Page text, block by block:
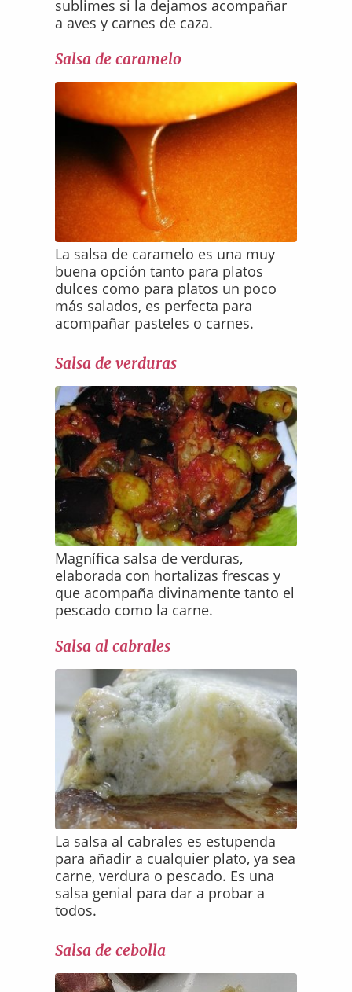
sublimes si la dejamos acompañar
a aves y carnes de caza.
Salsa de caramelo
La salsa de caramelo es una muy
buena opción tanto para platos
dulces como para platos un poco
más salados, es perfecta para
acompañar pasteles o carnes.
Salsa de verduras
Magnífica salsa de verduras,
elaborada con hortalizas frescas y
que acompaña divinamente tanto el
pescado como la carne.
Salsa al cabrales
La salsa al cabrales es estupenda
para añadir a cualquier plato, ya sea
carne, verdura o pescado. Es una
salsa genial para dar a probar a
todos.
Salsa de cebolla